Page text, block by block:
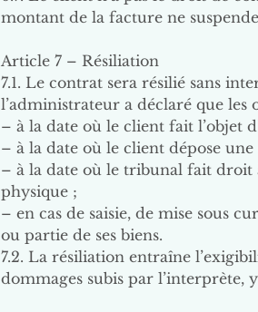
montant de la facture ne
Article 7 – Résiliation
7.1. Le contrat sera résilié sans
l’administrateur a déclaré que
– à la date où le client fait l’objet
– à la date où le client dépose
– à la date où le tribunal fait droit
physique ;
– en cas de saisie, de mise sous
ou partie de ses biens.
7.2. La résiliation entraîne
dommages subis par l’interprète,